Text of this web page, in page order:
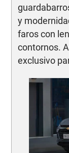
y
faros con
contornos.
exclusivo